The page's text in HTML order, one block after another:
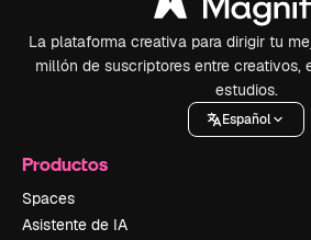
La plataforma creativa para dirigir tu
millón de suscriptores entre creativos,
estudios.
Español
Productos
Spaces
Asistente de IA